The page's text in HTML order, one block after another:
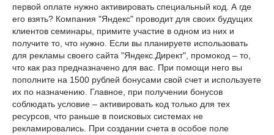
первой оплате нужно активировать специальный код. А где
его взять? Компания "Яндекс" проводит для своих будущих
клиентов семинары, примите участие в одном из них и
получите то, что нужно. Если вы планируете использовать
для рекламы своего сайта "Яндекс.Директ", промокод – то,
что как раз предназначено для вас. При помощи него вы
пополните на 1500 рублей бонусами свой счет и используете
их по назначению. Главное, при получении бонусов
соблюдать условие – активировать код только для тех
ресурсов, что раньше в поисковых системах не
рекламировались. При создании счета в особое поле